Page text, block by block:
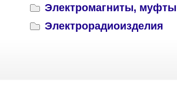
Электромагниты, муфты
Электрорадиоизделия